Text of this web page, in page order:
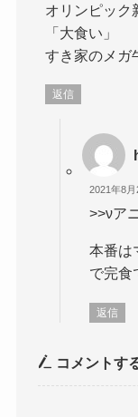
オリンピック
「大食い」
すき家のメガ
返信
2021年8
>>νア
本番は
で完食
返信
コメントす